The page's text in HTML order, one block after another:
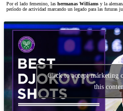
Por el lado femenino, las hermanas Williams y la
período de actividad marcando un legado para las futuras
Click to accept márketing
this